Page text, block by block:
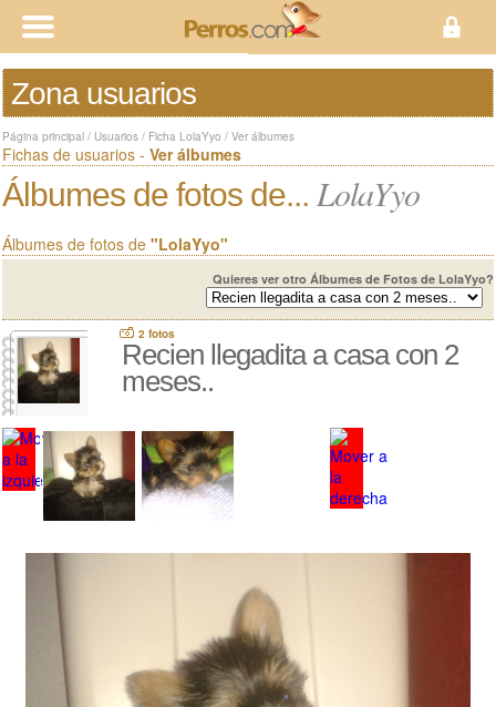
Zona usuarios
Página principal / Usuarios / Ficha LolaYyo / Ver álbumes
Fichas de usuarios - Ver álbumes
Álbumes de fotos de... LolaYyo
Álbumes de fotos de "LolaYyo"
Quieres ver otro Álbumes de Fotos de LolaYyo?
2 fotos
Recien llegadita a casa con 2
meses..